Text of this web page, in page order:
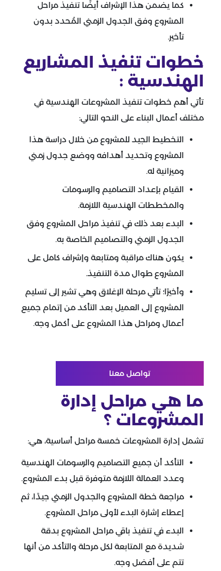
كما يضمن هذا الإشراف أيضًا تنفيذ مراحل
المشروع وفق الجدول الزمني المُحدد بدون
تأخير.
خطوات تنفيذ المشاريع
الهندسية :
تأتي أهم خطوات تنفيذ المشروعات الهندسية في
مختلف أعمال البناء على النحو التالي:
التخطيط الجيد للمشروع من خلال دراسة هذا
المشروع وتحديد أهدافه ووضع جدول زمني
وميزانية له.
القيام بإعداد التصاميم والرسومات
والمخططات الهندسية اللازمة.
البدء بعد ذلك في تنفيذ مراحل المشروع وفق
الجدول الزمني والتصاميم الخاصة به.
يكون هناك مراقبة ومتابعة وإشراف كامل على
المشروع طوال مدة التنفيذ.
وأخيرًا؛ تأتي مرحلة الإغلاق وهي تشير إلى تسليم
المشروع إلى العميل بعد التأكد من إتمام جميع
أعمال ومراحل هذا المشروع على أكمل وجه.
تواصل معنا
ما هي مراحل إدارة
المشروعات ؟
تشمل إدارة المشروعات خمسة مراحل أساسية، هي:
التأكد أن جميع التصاميم والرسومات الهندسية
وعدد العمالة اللازمة متوفرة قبل بدء المشروع.
مراجعة خطة المشروع والجدول الزمني جيدًا، ثم
إعطاء إشارة البدء لأولى مراحل المشروع.
البدء في تنفيذ باقي مراحل المشروع بدقة
شديدة مع المتابعة لكل مرحلة والتأكد من أنها
تتم على أفضل وجه.